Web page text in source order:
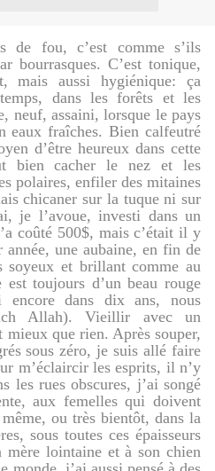
de fou, c’est comme s’ils
bourrasques. C’est tonique,
mais aussi hygiénique: ça
dans les forêts et les
neuf, assaini, lorsque le pays
eaux fraîches. Bien calfeutré
d’être heureux dans cette
bien cacher le nez et les
polaires, enfiler des mitaines
chicaner sur la tuque ni sur
je l’avoue, investi dans un
coûté 500$, mais c’était il y
une aubaine, en fin de
et brillant comme au
toujours d’un beau rouge
encore dans dix ans, nous
Allah). Vieillir avec un
mieux que rien. Après souper,
sous zéro, je suis allé faire
m’éclaircir les esprits, il n’y
les rues obscures, j’ai songé
aux femelles qui doivent
ou très bientôt, dans la
sous toutes ces épaisseurs
mère lointaine et à son chien